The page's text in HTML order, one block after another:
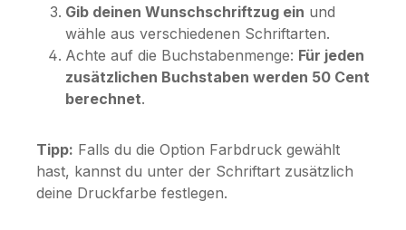
Gib deinen Wunschschriftzug ein und
wähle aus verschiedenen Schriftarten.
Achte auf die Buchstabenmenge: Für jeden
zusätzlichen Buchstaben werden 50 Cent
berechnet.
Tipp: Falls du die Option Farbdruck gewählt
hast, kannst du unter der Schriftart zusätzlich
deine Druckfarbe festlegen.